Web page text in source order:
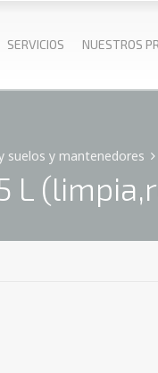
SERVICIOS NUESTROS
suelos y mantenedores
5 L